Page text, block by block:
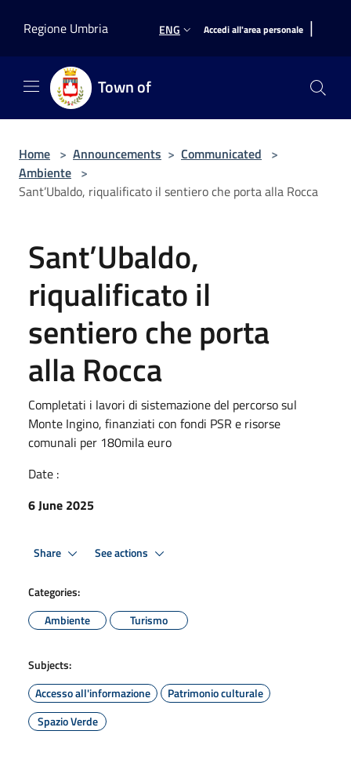
Regione Umbria
ENG Accedi all'area personale |
Town of
Home > Announcements > Communicated >
Ambiente >
Sant’Ubaldo, riqualificato il sentiero che porta alla Rocca
Sant’Ubaldo,
riqualificato il
sentiero che porta
alla Rocca
Completati i lavori di sistemazione del percorso sul
Monte Ingino, finanziati con fondi PSR e risorse
comunali per 180mila euro
Date :
6 June 2025
Share See actions
Categories:
Ambiente
Turismo
Subjects:
Accesso all'informazione
Patrimonio culturale
Spazio Verde